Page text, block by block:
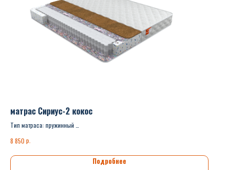
матрас Сириус-2 кокос
Тип матраса: пружинный
Высота матраса: 170мм.
Транспортировка: не скручивается
8 850 р.
Подробнее